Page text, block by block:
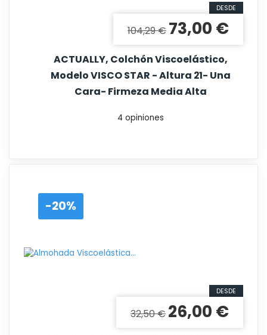
DESDE
Precio base
104,29 € Precio
73,00 €
ACTUALLY, Colchón Viscoelástico,
Modelo VISCO STAR - Altura 21- Una
Cara- Firmeza Media Alta
4 opiniones
-20%
DESDE
Precio base
32,50 € Precio
26,00 €